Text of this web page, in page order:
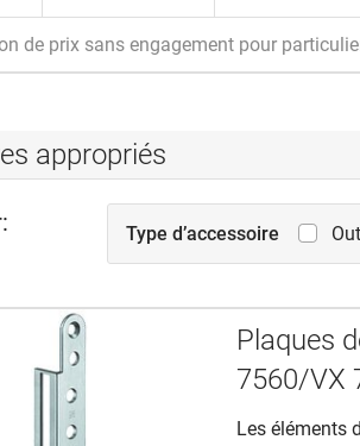
de prix sans engagement pour
appropriés
Type d’accessoire
Plaques
7560/VX
Les éléments